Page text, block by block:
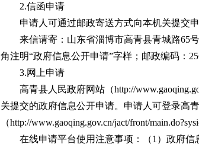
2.信函申请
申请人可通过邮政寄送方式向本机关提交
来信请寄：山东省淄博市高青县青城路65
角注明“政府信息公开申请”字样；邮政编码：
3.网上申请
高青县人民政府网站（http://
关提交的政府信息公开申请。申请人可登录高
（http://www.gaoqing.gov.cn/jact/front/
在线申请平台使用注意事项：（1）政府